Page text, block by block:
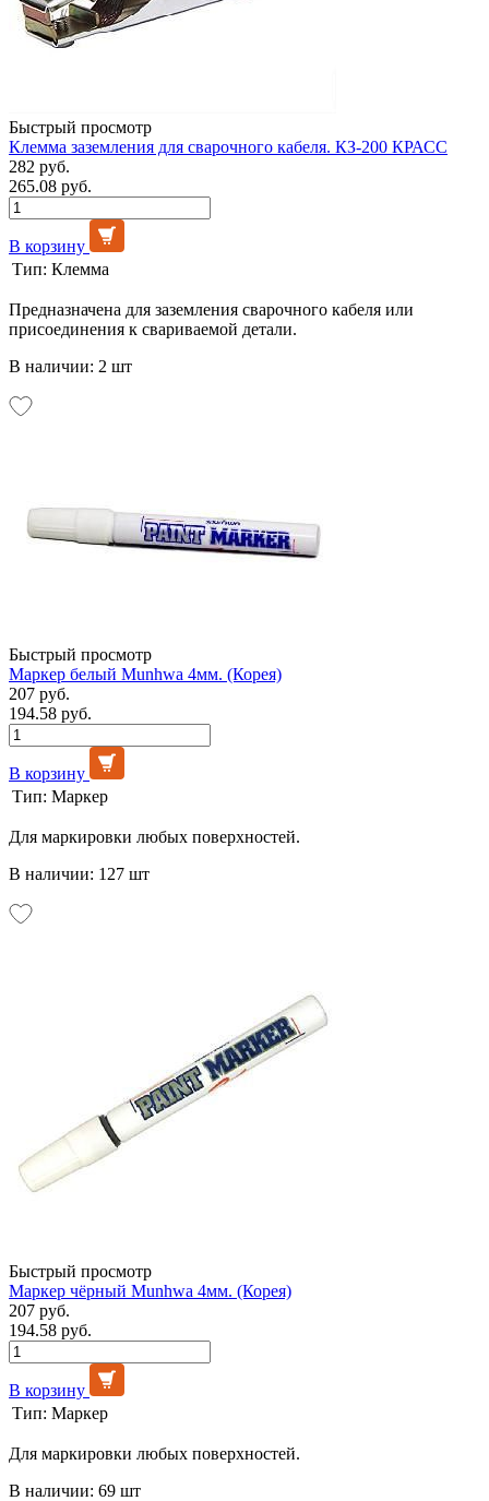
Быстрый просмотр
Клемма заземления для сварочного кабеля. КЗ-200 КРАСС
282 руб.
265.08 руб.
В корзину
Тип: Клемма
Предназначена для заземления сварочного кабеля или
присоединения к свариваемой детали.
В наличии: 2 шт
Быстрый просмотр
Маркер белый Munhwa 4мм. (Корея)
207 руб.
194.58 руб.
В корзину
Тип: Маркер
Для маркировки любых поверхностей.
В наличии: 127 шт
Быстрый просмотр
Маркер чёрный Munhwa 4мм. (Корея)
207 руб.
194.58 руб.
В корзину
Тип: Маркер
Для маркировки любых поверхностей.
В наличии: 69 шт